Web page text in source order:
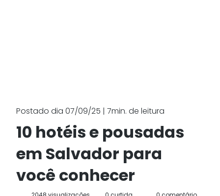
Postado dia 07/09/25 | 7min. de leitura
10 hotéis e pousadas
em Salvador para
você conhecer